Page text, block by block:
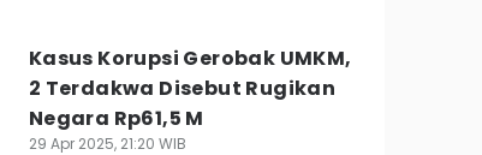
Kasus Korupsi Gerobak UMKM,
2 Terdakwa Disebut Rugikan
Negara Rp61,5 M
29 Apr 2025, 21:20 WIB